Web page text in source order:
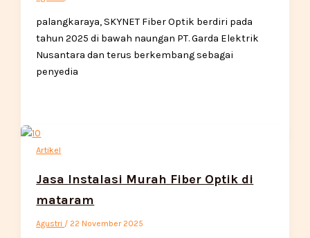
palangkaraya, SKYNET Fiber Optik berdiri pada
tahun 2025 di bawah naungan PT. Garda Elektrik
Nusantara dan terus berkembang sebagai
penyedia
Artikel
Jasa Instalasi Murah Fiber Optik di
mataram
Agustri / 22 November 2025